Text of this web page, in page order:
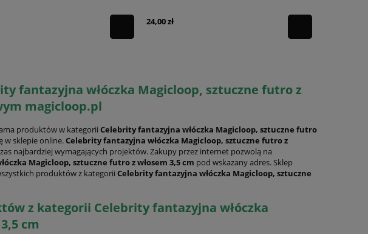
24,00 zł
fantazyjna włóczka Magicloop, sztuczne futro z
magicloop.pl
produktów w kategorii Celebrity fantazyjna włóczka Magicloop, sztuczne futro
w sklepie online.Celebrity fantazyjna włóczka Magicloop, sztuczne futro z
najbardziej wymagających projektów. Zakupy przez internet pozwolą na
Magicloop, sztuczne futro z włosem 3,5 cm pod wskazany adres. Sklep
produktów z kategorii Celebrity fantazyjna włóczka Magicloop, sztuczne
z kategorii Celebrity fantazyjna włóczka
cm